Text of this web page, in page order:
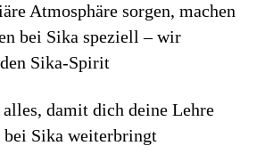
Atmosphäre sorgen, machen
bei Sika speziell – wir
Sika-Spirit
damit dich deine Lehre
Sika weiterbringt